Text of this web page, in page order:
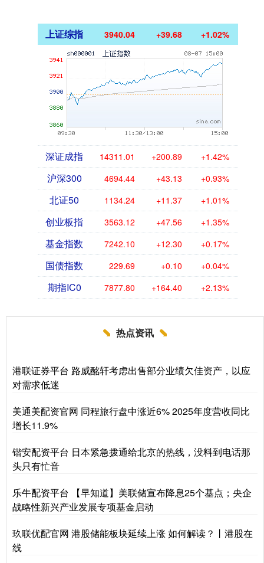
上证综指 3940.04 +39.68 +1.02%
深证成指 14311.01 +200.89 +1.42%
沪深300 4694.44 +43.13 +0.93%
北证50 1134.24 +11.37 +1.01%
创业板指 3563.12 +47.56 +1.35%
基金指数 7242.10 +12.30 +0.17%
国债指数 229.69 +0.10 +0.04%
期指IC0 7877.80 +164.40 +2.13%
热点资讯
港联证券平台 路威酩轩考虑出售部分业绩欠佳资产，以应
对需求低迷
美通美配资官网 同程旅行盘中涨近6% 2025年度营收同比
增长11.9%
锴安配资平台 日本紧急拨通给北京的热线，没料到电话那
头只有忙音
乐牛配资平台 【早知道】美联储宣布降息25个基点；央企
战略性新兴产业发展专项基金启动
玖联优配官网 港股储能板块延续上涨 如何解读？丨港股在
线